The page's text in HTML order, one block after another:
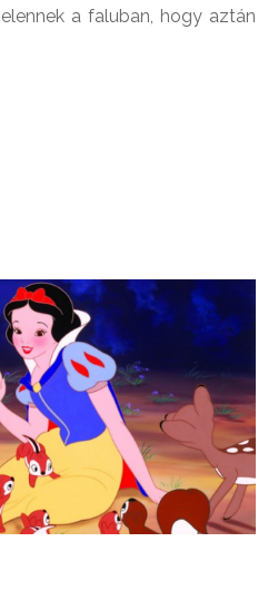
a faluban, hogy aztán